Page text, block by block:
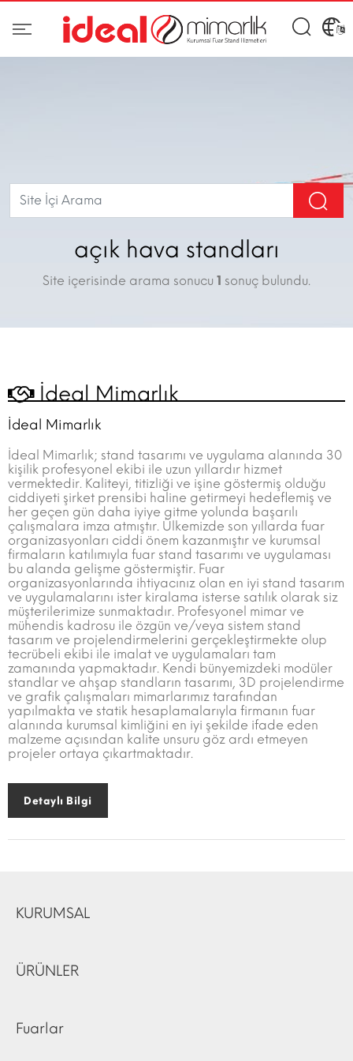
açık hava standları
Site içerisinde arama sonucu 1 sonuç bulundu.
İdeal Mimarlık
İdeal Mimarlık
İdeal Mimarlık; stand tasarımı ve uygulama alanında 30
kişilik profesyonel ekibi ile uzun yıllardır hizmet
vermektedir. Kaliteyi, titizliği ve işine göstermiş olduğu
ciddiyeti şirket prensibi haline getirmeyi hedeflemiş ve
her geçen gün daha iyiye gitme yolunda başarılı
çalışmalara imza atmıştır. Ülkemizde son yıllarda fuar
organizasyonları ciddi önem kazanmıştır ve kurumsal
firmaların katılımıyla fuar stand tasarımı ve uygulaması
bu alanda gelişme göstermiştir. Fuar
organizasyonlarında ihtiyacınız olan en iyi stand tasarım
ve uygulamalarını ister kiralama isterse satılık olarak siz
müşterilerimize sunmaktadır. Profesyonel mimar ve
mühendis kadrosu ile özgün ve/veya sistem stand
tasarım ve projelendirmelerini gerçekleştirmekte olup
tecrübeli ekibi ile imalat ve uygulamaları tam
zamanında yapmaktadır. Kendi bünyemizdeki modüler
standlar ve ahşap standların tasarımı, 3D projelendirme
ve grafik çalışmaları mimarlarımız tarafından
yapılmakta ve statik hesaplamalarıyla firmanın fuar
alanında kurumsal kimliğini en iyi şekilde ifade eden
malzeme açısından kalite unsuru göz ardı etmeyen
projeler ortaya çıkartmaktadır.
Detaylı Bilgi
KURUMSAL
ÜRÜNLER
Fuarlar